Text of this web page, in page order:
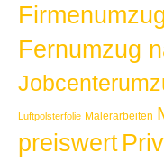
Fernumzug
Luftpolsterfolie Malerarbeiten
preiswert